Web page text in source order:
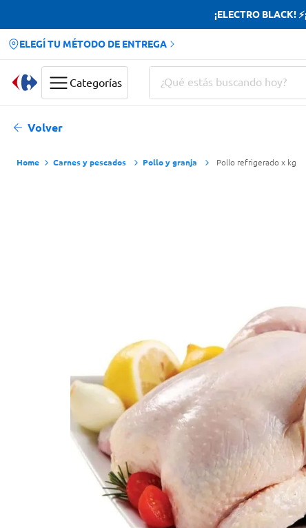
¡ELECTRO BLACK!
ELEGÍ TU MÉTODO DE ENTREGA
Categorías
¿Qué estás buscando hoy?
Volver
Carnes y pescados Pollo y granja Pollo refrigerado x kg
Términos más buscados